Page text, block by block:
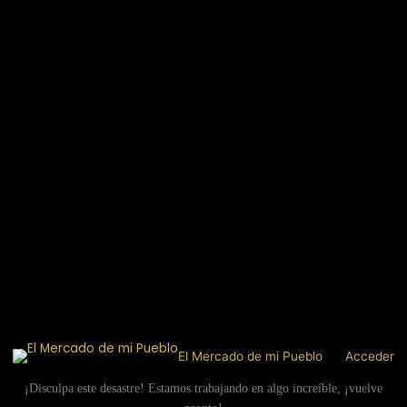
El Mercado de mi Pueblo Acceder
¡Disculpa este desastre! Estamos trabajando en algo increíble, ¡vuelve